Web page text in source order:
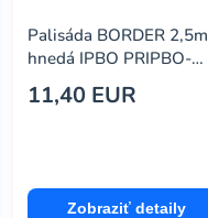
Palisáda BORDER 2,5m
hnedá IPBO PRIPBO-
R222
11,40 EUR
Zobraziť detaily